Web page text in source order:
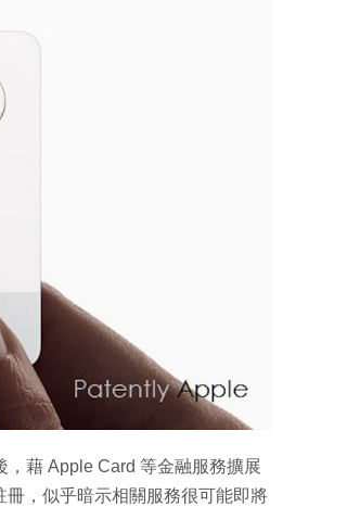
藉 Apple Card 等金融服務擴展
，似乎暗示相關服務很可能即將